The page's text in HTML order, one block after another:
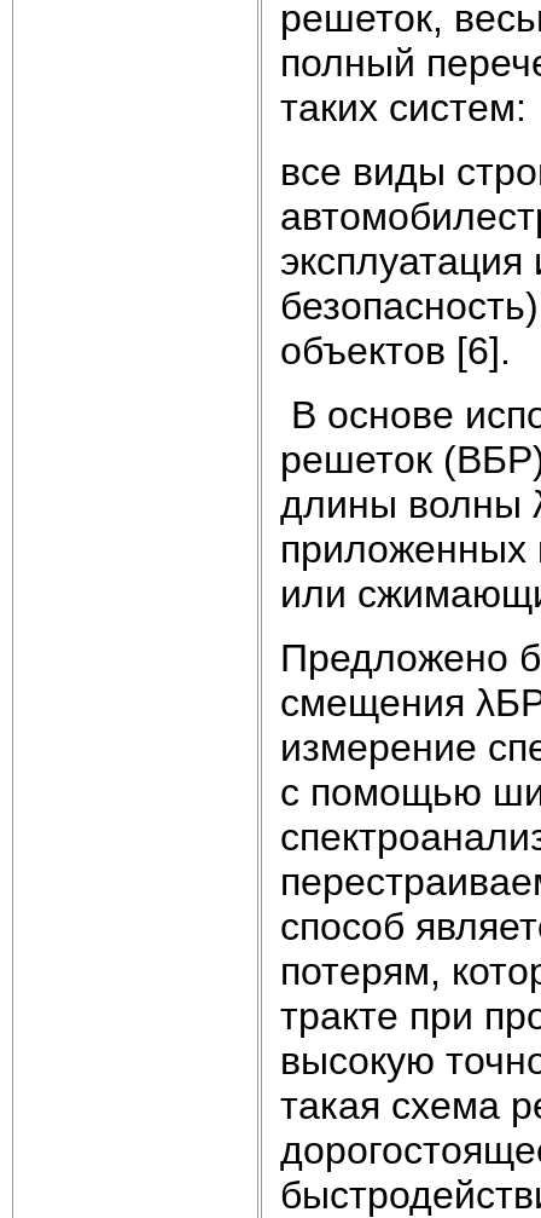
решеток,
полный
таких систем:
все виды
объектов [6].
В основе
решеток
длины волны
приложенных
или
Предложено
смещения
измерение
с помощью
способ
потерям,
тракте при
высокую
такая схема